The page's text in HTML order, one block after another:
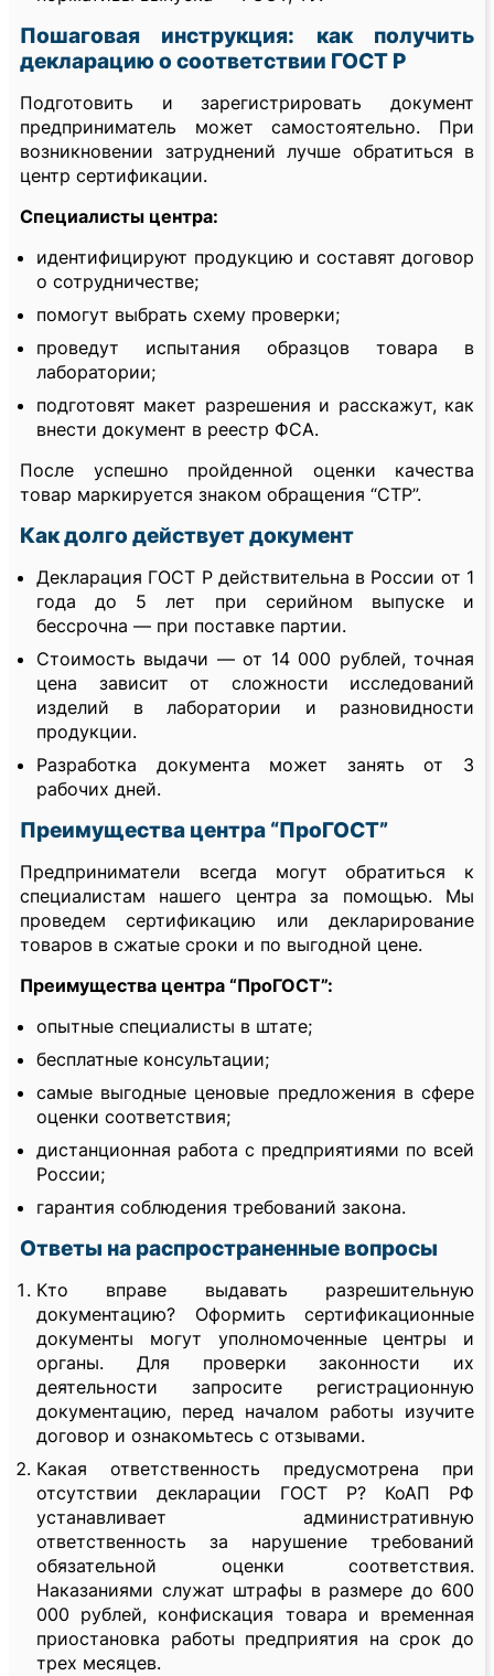
Пошаговая инструкция: как получить
декларацию о соответствии ГОСТ Р
Подготовить и зарегистрировать документ
предприниматель может самостоятельно. При
возникновении затруднений лучше обратиться в
центр сертификации.
Специалисты центра:
идентифицируют продукцию и составят договор
о сотрудничестве;
помогут выбрать схему проверки;
проведут испытания образцов товара в
лаборатории;
подготовят макет разрешения и расскажут, как
внести документ в реестр ФСА.
После успешно пройденной оценки качества
товар маркируется знаком обращения “СТР”.
Как долго действует документ
Декларация ГОСТ Р действительна в России от 1
года до 5 лет при серийном выпуске и
бессрочна — при поставке партии.
Стоимость выдачи — от 14 000 рублей, точная
цена зависит от сложности исследований
изделий в лаборатории и разновидности
продукции.
Разработка документа может занять от 3
рабочих дней.
Преимущества центра “ПроГОСТ”
Предприниматели всегда могут обратиться к
специалистам нашего центра за помощью. Мы
проведем сертификацию или декларирование
товаров в сжатые сроки и по выгодной цене.
Преимущества центра “ПроГОСТ”:
опытные специалисты в штате;
бесплатные консультации;
самые выгодные ценовые предложения в сфере
оценки соответствия;
дистанционная работа с предприятиями по всей
России;
гарантия соблюдения требований закона.
Ответы на распространенные вопросы
Кто вправе выдавать разрешительную
документацию? Оформить сертификационные
документы могут уполномоченные центры и
органы. Для проверки законности их
деятельности запросите регистрационную
документацию, перед началом работы изучите
договор и ознакомьтесь с отзывами.
Какая ответственность предусмотрена при
отсутствии декларации ГОСТ Р? КоАП РФ
устанавливает административную
ответственность за нарушение требований
обязательной оценки соответствия.
Наказаниями служат штрафы в размере до 600
000 рублей, конфискация товара и временная
приостановка работы предприятия на срок до
трех месяцев.